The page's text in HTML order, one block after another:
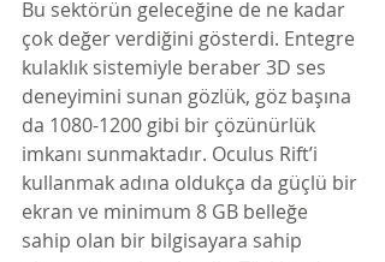
Bu sektörün geleceğine de ne kadar
çok değer verdiğini gösterdi. Entegre
kulaklık sistemiyle beraber 3D ses
deneyimini sunan gözlük, göz başına
da 1080-1200 gibi bir çözünürlük
imkanı sunmaktadır. Oculus Rift’i
kullanmak adına oldukça da güçlü bir
ekran ve minimum 8 GB belleğe
sahip olan bir bilgisayara sahip